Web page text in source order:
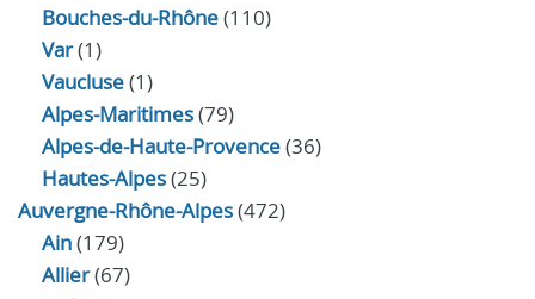
Bouches-du-Rhône(110)
Var(1)
Vaucluse(1)
Alpes-Maritimes(79)
Alpes-de-Haute-Provence(36)
Hautes-Alpes(25)
Auvergne-Rhône-Alpes(472)
Ain(179)
Allier(67)